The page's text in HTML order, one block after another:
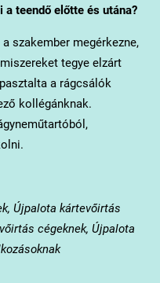
teendő előtte és utána?
szakember megérkezne,
tegye elzárt
a rágcsálók
kollégánknak.
Újpalota kártevőirtás
cégeknek, Újpalota